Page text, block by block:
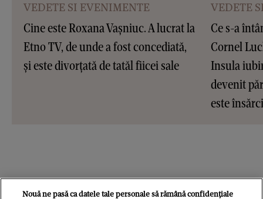
VEDETE SI EVENIMENTE
Cine este Roxana Vașniuc. A lucrat la
Etno TV, de unde a fost concediată,
și este divorțată de tatăl fiicei sale
VEDETE
Ce s-a
Cornel
Insula
devenit
este
Nouă ne pasă ca datele tale personale să rămână confidențiale